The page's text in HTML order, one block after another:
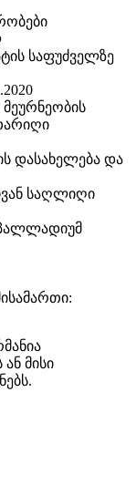
საფუძველზე
დასახელება და
საღლიღი
პალლადიუმ
მისი